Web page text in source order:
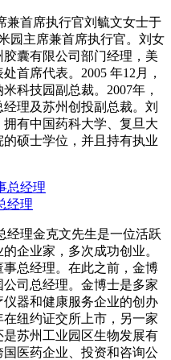
兼首席执行官刘毓文女士于
园主席兼首席执行官。刘女
囊有限公司部门经理，美
首席代表。2005 年12月，
科技园副总裁。2007年，
理及苏州创投副总裁。刘
有中国药科大学、复旦大
硕士学位，并且持有执业
经理
经理金克文先生是一位活跃
企业家，多次成功创业。
总经理。在此之前，金博
司总经理。金博士是多家
器和健康服务企业的创办
在纽约证交所上市，另一家
苏州工业园区生物发展有
医药企业、投资和咨询公